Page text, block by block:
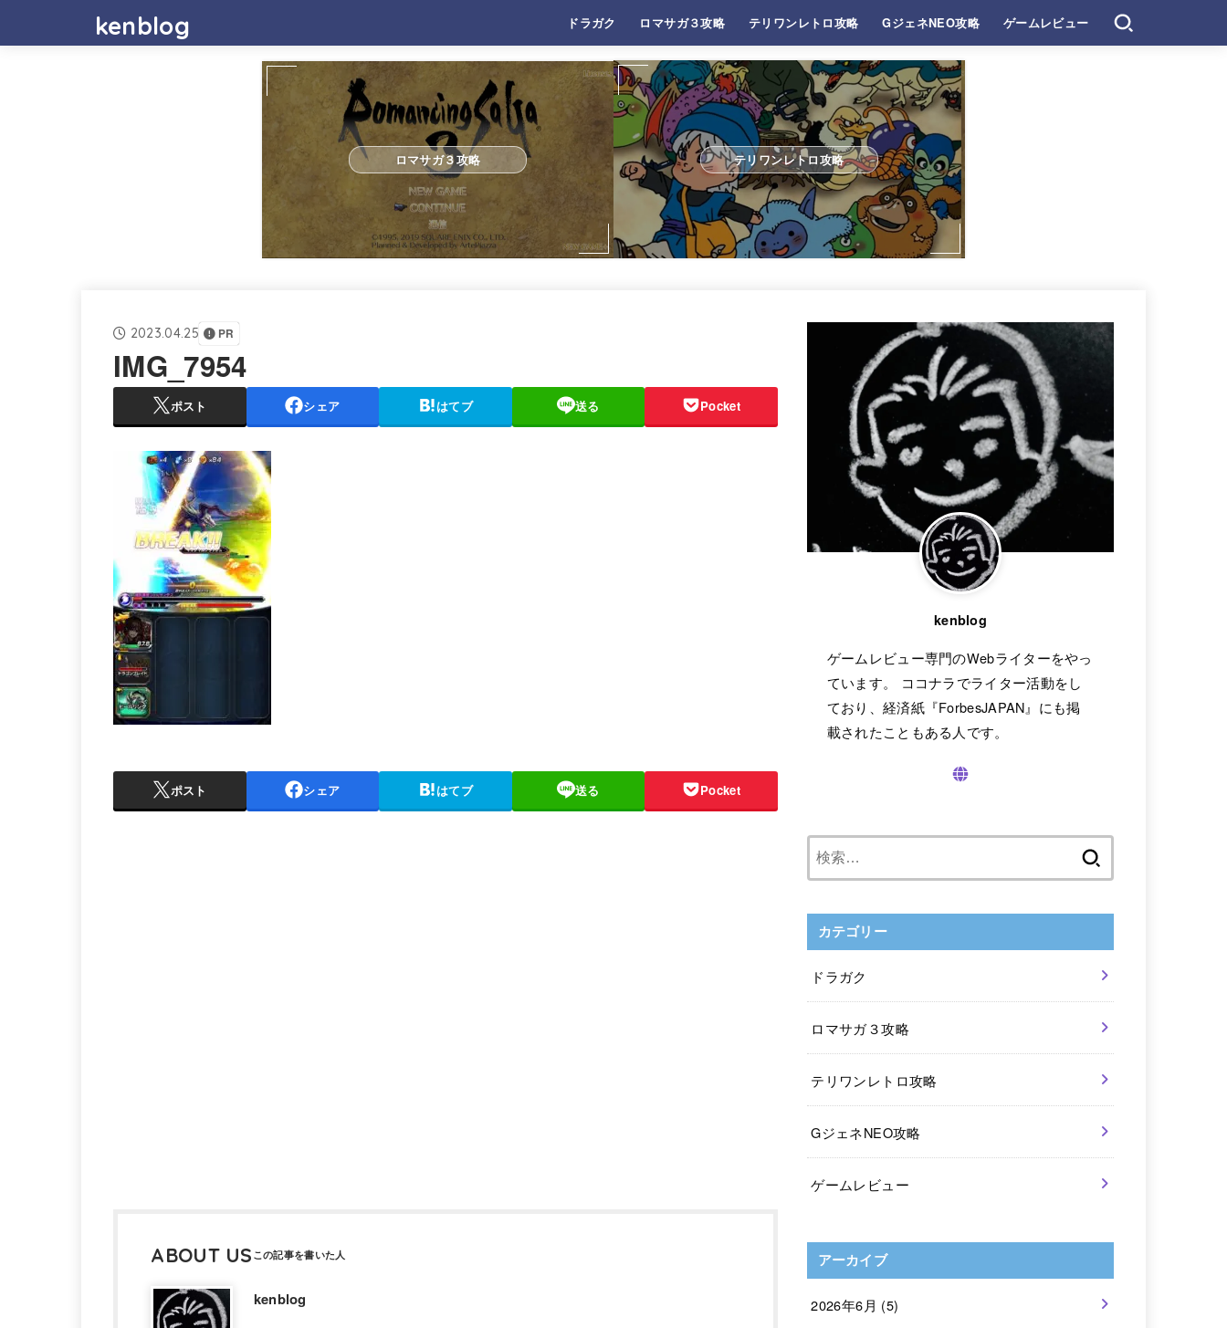
kenblog ドラガク ロマサガ３攻略 テリワンレトロ攻略 GジェネNEO攻略 ゲームレビュー
ロマサガ３攻略 テリワンレトロ攻略
2023.04.25 PR
IMG_7954
ポスト シェア はてブ 送る Pocket
ポスト シェア はてブ 送る Pocket
ABOUT US
kenblog
kenblog
ゲームレビュー専門のWebライターをやっ
ています。 ココナラでライター活動をし
ており、経済紙『ForbesJAPAN』にも掲
載されたこともある人です。
カテゴリー
ドラガク
ロマサガ３攻略
テリワンレトロ攻略
GジェネNEO攻略
ゲームレビュー
アーカイブ
2026年6月 (5)